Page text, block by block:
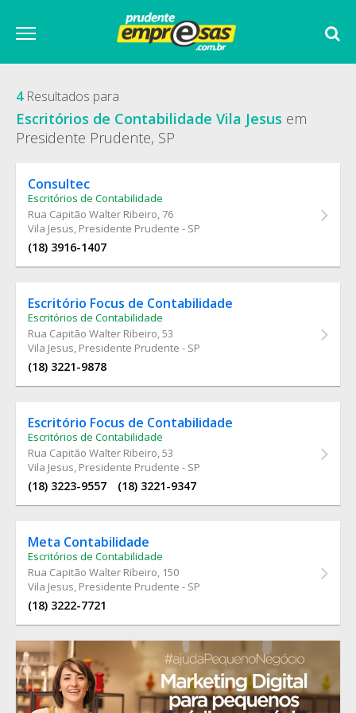
4Resultados para
Escritórios de Contabilidade Vila Jesus em
Presidente Prudente, SP
Consultec
Escritórios de Contabilidade
Rua Capitão Walter Ribeiro, 76
Vila Jesus, Presidente Prudente - SP
(18) 3916-1407
Escritório Focus de Contabilidade
Escritórios de Contabilidade
Rua Capitão Walter Ribeiro, 53
Vila Jesus, Presidente Prudente - SP
(18) 3221-9878
Escritório Focus de Contabilidade
Escritórios de Contabilidade
Rua Capitão Walter Ribeiro, 53
Vila Jesus, Presidente Prudente - SP
(18) 3223-9557 (18) 3221-9347
Meta Contabilidade
Escritórios de Contabilidade
Rua Capitão Walter Ribeiro, 150
Vila Jesus, Presidente Prudente - SP
(18) 3222-7721